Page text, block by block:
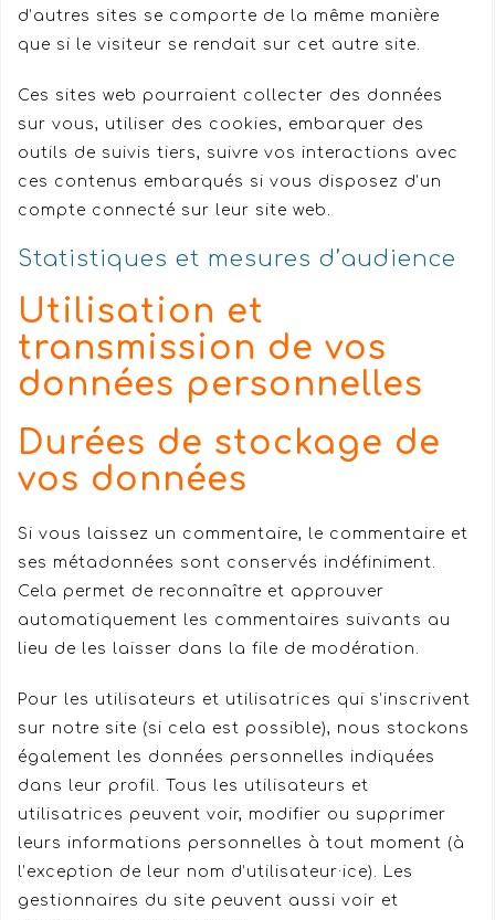
d’autres sites se comporte de la même manière
que si le visiteur se rendait sur cet autre site.
Ces sites web pourraient collecter des données
sur vous, utiliser des cookies, embarquer des
outils de suivis tiers, suivre vos interactions avec
ces contenus embarqués si vous disposez d’un
compte connecté sur leur site web.
Statistiques et mesures d’audience
Utilisation et
transmission de vos
données personnelles
Durées de stockage de
vos données
Si vous laissez un commentaire, le commentaire et
ses métadonnées sont conservés indéfiniment.
Cela permet de reconnaître et approuver
automatiquement les commentaires suivants au
lieu de les laisser dans la file de modération.
Pour les utilisateurs et utilisatrices qui s’inscrivent
sur notre site (si cela est possible), nous stockons
également les données personnelles indiquées
dans leur profil. Tous les utilisateurs et
utilisatrices peuvent voir, modifier ou supprimer
leurs informations personnelles à tout moment (à
l’exception de leur nom d’utilisateur·ice). Les
gestionnaires du site peuvent aussi voir et